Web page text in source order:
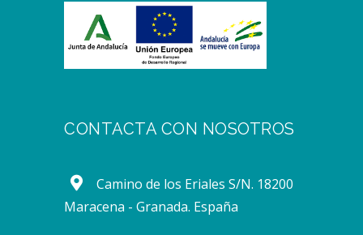
CONTACTA CON NOSOTROS
Camino de los Eriales S/N. 18200
Maracena - Granada. España